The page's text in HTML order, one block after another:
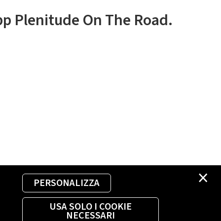
×
PERSONALIZZA
USA SOLO I COOKIE
NECESSARI
Plenitude On The Road.